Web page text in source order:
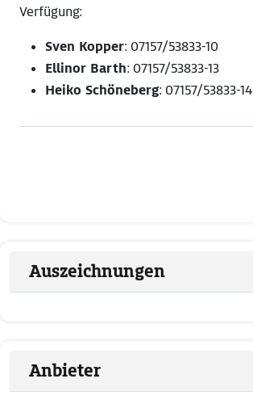
Verfügung:
Sven Kopper: 07157/53833-10
Ellinor Barth: 07157/53833-13
Heiko Schöneberg: 07157/53833-14
Auszeichnungen
Anbieter